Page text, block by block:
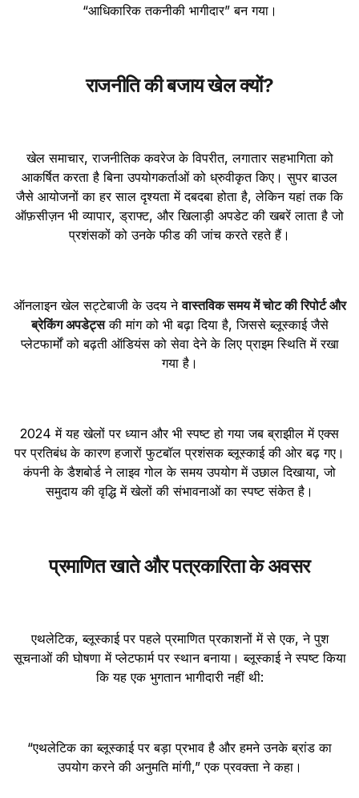
“आधिकारिक तकनीकी भागीदार” बन गया।
राजनीति की बजाय खेल क्यों?
खेल समाचार, राजनीतिक कवरेज के विपरीत, लगातार सहभागिता को
आकर्षित करता है बिना उपयोगकर्ताओं को ध्रुवीकृत किए। सुपर बाउल
जैसे आयोजनों का हर साल दृश्यता में दबदबा होता है, लेकिन यहां तक कि
ऑफ़सीज़न भी व्यापार, ड्राफ्ट, और खिलाड़ी अपडेट की खबरें लाता है जो
प्रशंसकों को उनके फीड की जांच करते रहते हैं।
ऑनलाइन खेल सट्टेबाजी के उदय नेवास्तविक समय में चोट की रिपोर्ट और
ब्रेकिंग अपडेट्सकी मांग को भी बढ़ा दिया है, जिससे ब्लूस्काई जैसे
प्लेटफार्मों को बढ़ती ऑडियंस को सेवा देने के लिए प्राइम स्थिति में रखा
गया है।
2024 में यह खेलों पर ध्यान और भी स्पष्ट हो गया जब ब्राझील में एक्स
पर प्रतिबंध के कारण हजारों फुटबॉल प्रशंसक ब्लूस्काई की ओर बढ़ गए।
कंपनी के डैशबोर्ड ने लाइव गोल के समय उपयोग में उछाल दिखाया, जो
समुदाय की वृद्धि में खेलों की संभावनाओं का स्पष्ट संकेत है।
प्रमाणित खाते और पत्रकारिता के अवसर
एथलेटिक, ब्लूस्काई पर पहले प्रमाणित प्रकाशनों में से एक, ने पुश
सूचनाओं की घोषणा में प्लेटफार्म पर स्थान बनाया। ब्लूस्काई ने स्पष्ट किया
कि यह एक भुगतान भागीदारी नहीं थी:
“एथलेटिक का ब्लूस्काई पर बड़ा प्रभाव है और हमने उनके ब्रांड का
उपयोग करने की अनुमति मांगी,” एक प्रवक्ता ने कहा।